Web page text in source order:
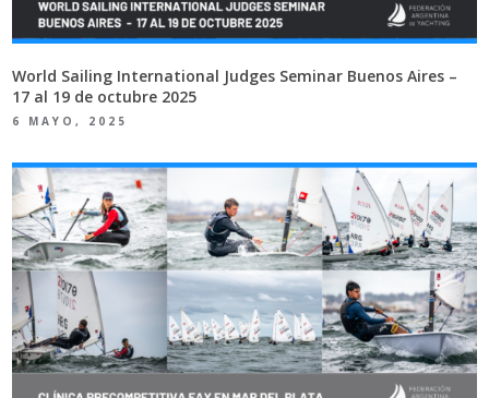
World Sailing International Judges Seminar Buenos Aires –
17 al 19 de octubre 2025
6 MAYO, 2025